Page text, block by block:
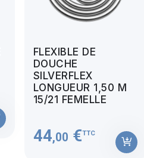
FLEXIBLE DE
DOUCHE
SILVERFLEX
LONGUEUR 1,50 M
15/21 FEMELLE
44,00 €TTC